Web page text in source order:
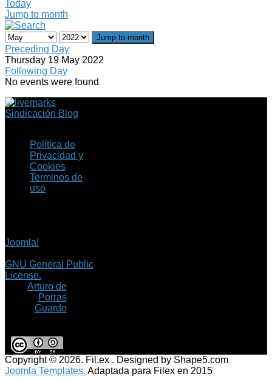
Today
Jump to month
Jump to month
Preceding Day
Thursday 19 May 2022
Following Day
No events were found
Sindicación Blog
Política de
Privacidad y
Cookies
Terminos de
uso
Joomla!
GNU General Public
License.
Arturo de
Porras
Guardo
Copyright © 2026. Fil.ex . Designed by Shape5.com
Joomla Templates. Adaptada para Filex en 2015